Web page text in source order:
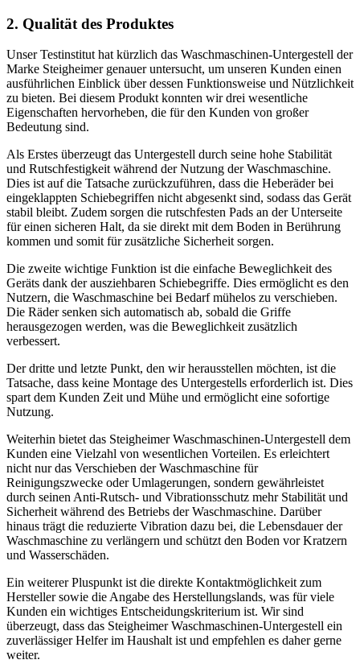
2. Qualität des Produktes
Unser Testinstitut hat kürzlich das Waschmaschinen-Untergestell der
Marke Steigheimer genauer untersucht, um unseren Kunden einen
ausführlichen Einblick über dessen Funktionsweise und Nützlichkeit
zu bieten. Bei diesem Produkt konnten wir drei wesentliche
Eigenschaften hervorheben, die für den Kunden von großer
Bedeutung sind.
Als Erstes überzeugt das Untergestell durch seine hohe Stabilität
und Rutschfestigkeit während der Nutzung der Waschmaschine.
Dies ist auf die Tatsache zurückzuführen, dass die Heberäder bei
eingeklappten Schiebegriffen nicht abgesenkt sind, sodass das Gerät
stabil bleibt. Zudem sorgen die rutschfesten Pads an der Unterseite
für einen sicheren Halt, da sie direkt mit dem Boden in Berührung
kommen und somit für zusätzliche Sicherheit sorgen.
Die zweite wichtige Funktion ist die einfache Beweglichkeit des
Geräts dank der ausziehbaren Schiebegriffe. Dies ermöglicht es den
Nutzern, die Waschmaschine bei Bedarf mühelos zu verschieben.
Die Räder senken sich automatisch ab, sobald die Griffe
herausgezogen werden, was die Beweglichkeit zusätzlich
verbessert.
Der dritte und letzte Punkt, den wir herausstellen möchten, ist die
Tatsache, dass keine Montage des Untergestells erforderlich ist. Dies
spart dem Kunden Zeit und Mühe und ermöglicht eine sofortige
Nutzung.
Weiterhin bietet das Steigheimer Waschmaschinen-Untergestell dem
Kunden eine Vielzahl von wesentlichen Vorteilen. Es erleichtert
nicht nur das Verschieben der Waschmaschine für
Reinigungszwecke oder Umlagerungen, sondern gewährleistet
durch seinen Anti-Rutsch- und Vibrationsschutz mehr Stabilität und
Sicherheit während des Betriebs der Waschmaschine. Darüber
hinaus trägt die reduzierte Vibration dazu bei, die Lebensdauer der
Waschmaschine zu verlängern und schützt den Boden vor Kratzern
und Wasserschäden.
Ein weiterer Pluspunkt ist die direkte Kontaktmöglichkeit zum
Hersteller sowie die Angabe des Herstellungslands, was für viele
Kunden ein wichtiges Entscheidungskriterium ist. Wir sind
überzeugt, dass das Steigheimer Waschmaschinen-Untergestell ein
zuverlässiger Helfer im Haushalt ist und empfehlen es daher gerne
weiter.